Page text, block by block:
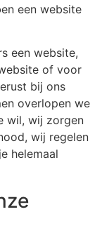
een website
een website,
of voor
bij ons
overlopen we
wil, wij zorgen
wij regelen
helemaal